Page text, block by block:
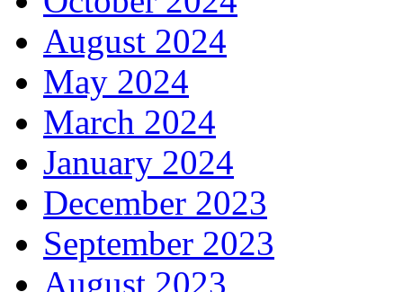
August 2024
May 2024
March 2024
January 2024
December 2023
September 2023
August 2023